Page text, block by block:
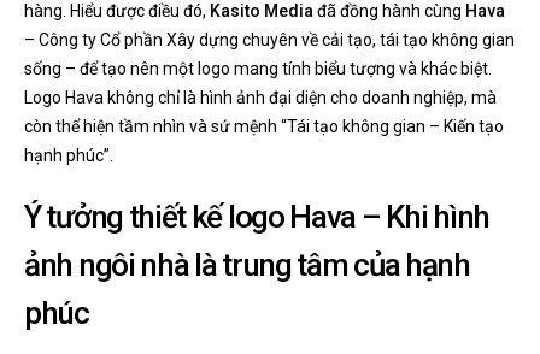
hàng. Hiểu được điều đó, Kasito Media đã đồng hành cùng Hava
– Công ty Cổ phần Xây dựng chuyên về cải tạo, tái tạo không gian
sống – để tạo nên một logo mang tính biểu tượng và khác biệt.
Logo Hava không chỉ là hình ảnh đại diện cho doanh nghiệp, mà
còn thể hiện tầm nhìn và sứ mệnh “Tái tạo không gian – Kiến tạo
hạnh phúc”.
Ý tưởng thiết kế logo Hava – Khi hình
ảnh ngôi nhà là trung tâm của hạnh
phúc